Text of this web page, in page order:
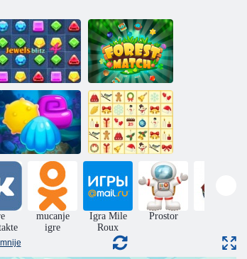
Jewels Blitz 4 Šumski meč
Aqua Blitz 2 Božićni mahjong
mucanje
igre
Igra Mile
Roux
Prostor